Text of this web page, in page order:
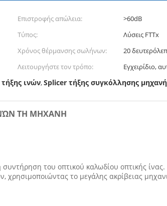
Επιστροφής απώλεια:
>60dB
Τύπος:
Λύσεις FTTx
Χρόνος θέρμανσης σωλήνων:
20
Λειτουργήστε τον τρόπο:
Εγχειρίδιο,
ινών,Splicer τήξης συγκόλλησης μηχανή
ΤΗ ΜΗΧΑΝΗ
του οπτικού καλωδίου οπτικής
το μεγάλης ακρίβειας